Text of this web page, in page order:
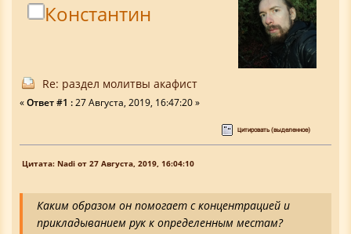
Константин
Re: раздел молитвы акафист
«Ответ #1 : 27 Августа, 2019, 16:47:20 »
Цитировать (выделенное)
Цитата: Nadi от 27 Августа, 2019, 16:04:10
Каким образом он помогает с концентрацией и
прикладыванием рук к определенным местам?